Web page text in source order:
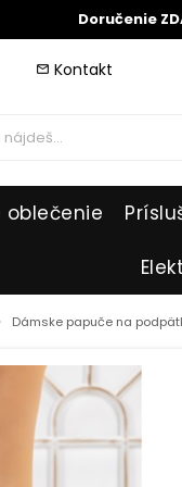
Doručenie
mail_outline Kontakt
oblečenie
Dámske papuče na